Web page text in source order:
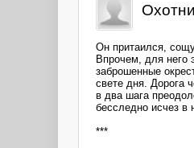
Он притаился,
Впрочем, для него
заброшенные
свете дня. Дорога
в два шага
бесследно исчез в
***